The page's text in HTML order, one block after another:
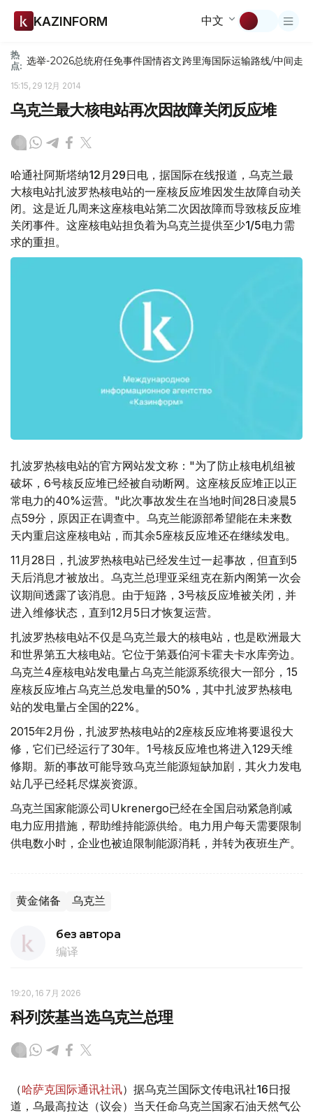
KAZINFORM 中文
热
点: 选举-2026总统府任免事件国情咨文跨里海国际运输路线/中间走廊
15:15, 29 12月 2014
乌克兰最大核电站再次因故障关闭反应堆
哈通社阿斯塔纳12月29日电，据国际在线报道，乌克兰最
大核电站扎波罗热核电站的一座核反应堆因发生故障自动关
闭。这是近几周来这座核电站第二次因故障而导致核反应堆
关闭事件。这座核电站担负着为乌克兰提供至少1/5电力需
求的重担。
扎波罗热核电站的官方网站发文称："为了防止核电机组被
破坏，6号核反应堆已经被自动断网。这座核反应堆正以正
常电力的40%运营。"此次事故发生在当地时间28日凌晨5
点59分，原因正在调查中。乌克兰能源部希望能在未来数
天内重启这座核电站，而其余5座核反应堆还在继续发电。
11月28日，扎波罗热核电站已经发生过一起事故，但直到5
天后消息才被放出。乌克兰总理亚采纽克在新内阁第一次会
议期间透露了该消息。由于短路，3号核反应堆被关闭，并
进入维修状态，直到12月5日才恢复运营。
扎波罗热核电站不仅是乌克兰最大的核电站，也是欧洲最大
和世界第五大核电站。它位于第聂伯河卡霍夫卡水库旁边。
乌克兰4座核电站发电量占乌克兰能源系统很大一部分，15
座核反应堆占乌克兰总发电量的50%，其中扎波罗热核电
站的发电量占全国的22%。
2015年2月份，扎波罗热核电站的2座核反应堆将要退役大
修，它们已经运行了30年。1号核反应堆也将进入129天维
修期。新的事故可能导致乌克兰能源短缺加剧，其火力发电
站几乎已经耗尽煤炭资源。
乌克兰国家能源公司Ukrenergo已经在全国启动紧急削减
电力应用措施，帮助维持能源供给。电力用户每天需要限制
供电数小时，企业也被迫限制能源消耗，并转为夜班生产。
黄金储备 乌克兰
без автора
编译
19:20, 16 7月 2026
科列茨基当选乌克兰总理
（哈萨克国际通讯社讯）据乌克兰国际文传电讯社16日报
道，乌最高拉达（议会）当天任命乌克兰国家石油天然气公